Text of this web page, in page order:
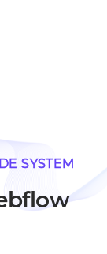
SYSTEM